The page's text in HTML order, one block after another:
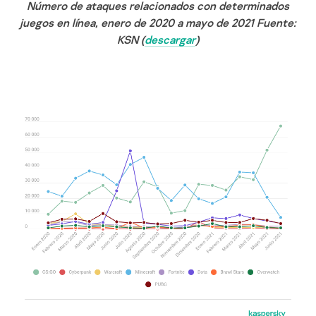
Número de ataques relacionados con determinados
juegos en línea, enero de 2020 a mayo de 2021 Fuente:
KSN (descargar)